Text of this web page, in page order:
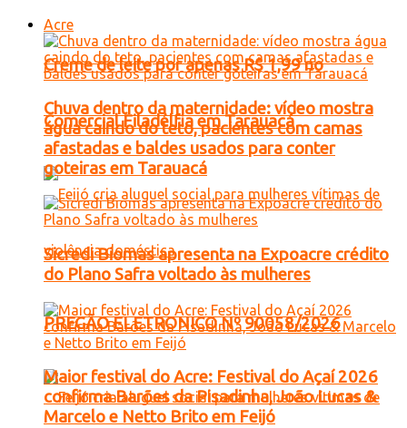
Creme de leite por apenas R$ 1,99 no
Comercial Filadélfia em Tarauacá
PREGÃO ELETRONICO Nº 90058/2026
Acre
Chuva dentro da maternidade: vídeo mostra
água caindo do teto, pacientes com camas
afastadas e baldes usados para conter
goteiras em Tarauacá
Sicredi Biomas apresenta na Expoacre crédito
do Plano Safra voltado às mulheres
Maior festival do Acre: Festival do Açaí 2026
confirma Barões da Pisadinha, João Lucas &
Marcelo e Netto Brito em Feijó